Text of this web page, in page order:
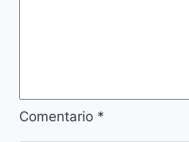
Comentario *